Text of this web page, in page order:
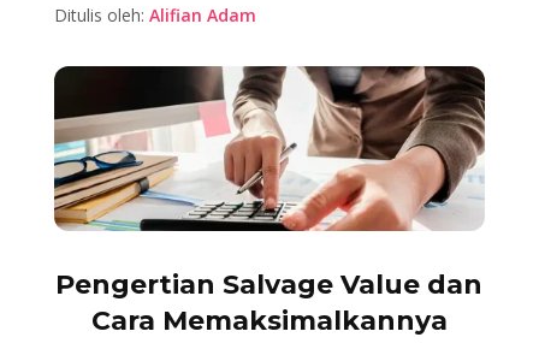
Ditulis oleh: Alifian Adam
Pengertian Salvage Value dan
Cara Memaksimalkannya